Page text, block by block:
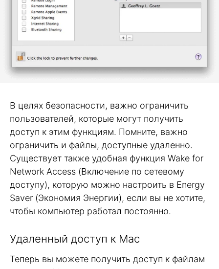
В целях безопасности, важно ограничить
пользователей, которые могут получить
доступ к этим функциям. Помните, важно
ограничить и файлы, доступные удаленно.
Существует также удобная функция Wake for
Network Access (Включение по сетевому
доступу), которую можно настроить в Energy
Saver (Экономия Энергии), если вы не хотите,
чтобы компьютер работал постоянно.
Удаленный доступ к Mac
Теперь вы можете получить доступ к файлам